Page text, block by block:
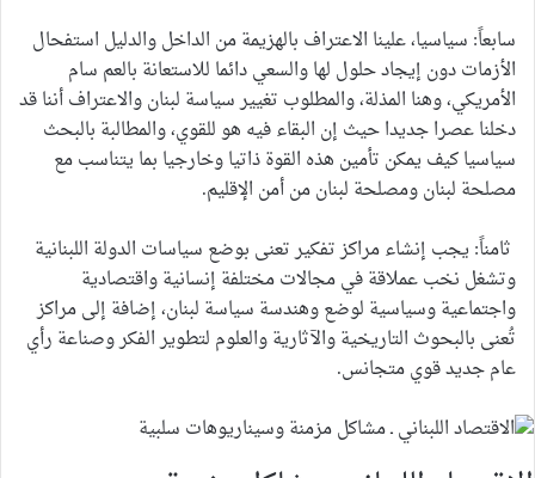
سابعاً: سياسيا، علينا الاعتراف بالهزيمة من الداخل والدليل استفحال
الأزمات دون إيجاد حلول لها والسعي دائما للاستعانة بالعم سام
الأمريكي، وهنا المذلة، والمطلوب تغيير سياسة لبنان والاعتراف أننا قد
دخلنا عصرا جديدا حيث إن البقاء فيه هو للقوي، والمطالبة بالبحث
سياسيا كيف يمكن تأمين هذه القوة ذاتيا وخارجيا بما يتناسب مع
مصلحة لبنان ومصلحة لبنان من أمن الإقليم.
ثامناً: يجب إنشاء مراكز تفكير تعنى بوضع سياسات الدولة اللبنانية
وتشغل نخب عملاقة في مجالات مختلفة إنسانية واقتصادية
واجتماعية وسياسية لوضع وهندسة سياسة لبنان، إضافة إلى مراكز
تُعنى بالبحوث التاريخية والآثارية والعلوم لتطوير الفكر وصناعة رأي
عام جديد قوي متجانس.